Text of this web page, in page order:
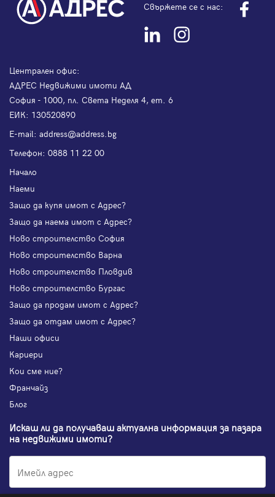
Свържете се с нас:
Централен офис:
АДРЕС Недвижими имоти АД
София - 1000, пл. Света Неделя 4, ет. 6
ЕИК: 130520890
Е-mail: address@address.bg
Телефон: 0888 11 22 00
Начало
Наеми
Защо да купя имот с Адрес?
Защо да наема имот с Адрес?
Ново строителство София
Ново строителство Варна
Ново строителство Пловдив
Ново строителство Бургас
Защо да продам имот с Адрес?
Защо да отдам имот с Адрес?
Наши офиси
Кариери
Кои сме ние?
Франчайз
Блог
Искаш ли да получаваш актуална информация за пазара
на недвижими имоти?